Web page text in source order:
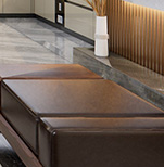
Giá để chén dĩa
nâng hạ 2 tầng âm
tủ BTC-7508
$ 5,132,000